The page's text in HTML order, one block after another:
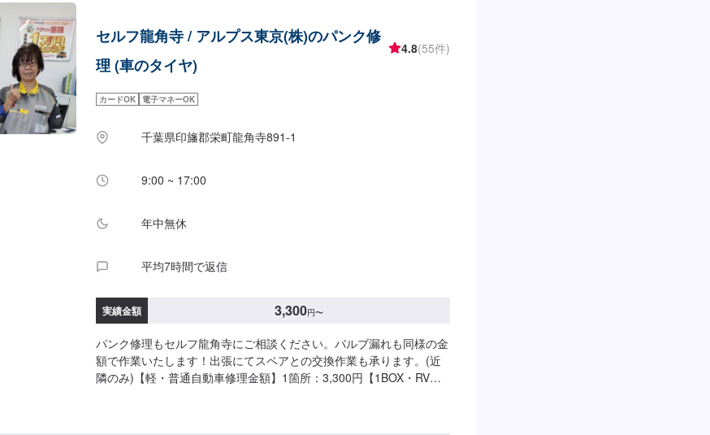
セルフ龍角寺 / アルプス東京(株)のパンク修
理 (車のタイヤ)
4.8(55件)
カードOK 電子マネーOK
千葉県印旛郡栄町龍角寺891-1
9:00 ~ 17:00
年中無休
平均7時間で返信
実績金額 3,300円〜
パンク修理もセルフ龍角寺にご相談ください。バルブ漏れも同様の金
額で作業いたします！出張にてスペアとの交換作業も承ります。(近
隣のみ)【軽・普通自動車修理金額】1箇所：3,300円【1BOX・RV車